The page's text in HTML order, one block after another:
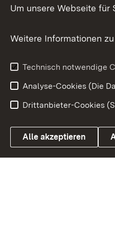
Weitere
Link zum
Um unsere Webseite
Weitere Informationen
Technisch notwendige
Analyse-Cookies (Die
Drittanbieter-Cookies
Alle akzeptieren